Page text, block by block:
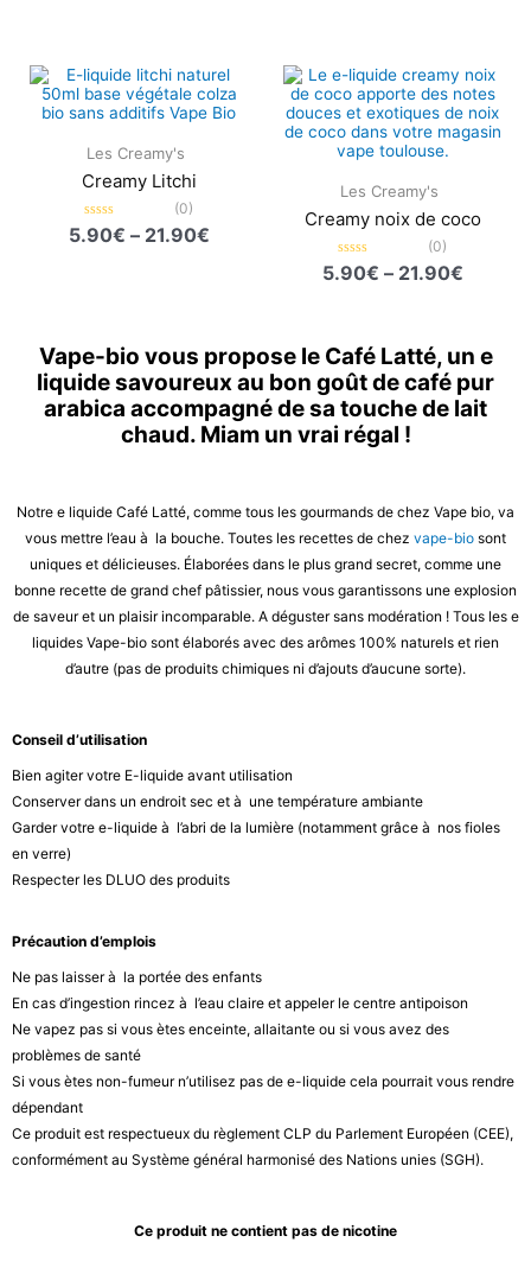
Les Creamy's
Creamy Litchi
Note
0
(0)
5.90€ – 21.90€
de
prix :
5.90€
à
21.90€
Les Creamy's
Creamy noix de coco
Note
0
(0)
5.90€ – 21.90€
de
prix :
5.90€
à
Vape-bio vous propose le Café Latté, un e
liquide savoureux au bon goût de café pur
arabica accompagné de sa touche de lait
chaud. Miam un vrai régal !
Notre e liquide Café Latté, comme tous les gourmands de chez Vape bio, va
vous mettre l’eau à la bouche. Toutes les recettes de chez vape-bio sont
uniques et délicieuses. Élaborées dans le plus grand secret, comme une
bonne recette de grand chef pâtissier, nous vous garantissons une explosion
de saveur et un plaisir incomparable. A déguster sans modération ! Tous les e
liquides Vape-bio sont élaborés avec des arômes 100% naturels et rien
d’autre (pas de produits chimiques ni d’ajouts d’aucune sorte).
Conseil d’utilisation
Bien agiter votre E-liquide avant utilisation
Conserver dans un endroit sec et à une température ambiante
Garder votre e-liquide à l’abri de la lumière (notamment grâce à nos fioles
en verre)
Respecter les DLUO des produits
Précaution d’emplois
Ne pas laisser à la portée des enfants
En cas d’ingestion rincez à l’eau claire et appeler le centre antipoison
Ne vapez pas si vous ètes enceinte, allaitante ou si vous avez des
problèmes de santé
Si vous ètes non-fumeur n’utilisez pas de e-liquide cela pourrait vous rendre
dépendant
Ce produit est respectueux du règlement CLP du Parlement Européen (CEE),
conformément au Système général harmonisé des Nations unies (SGH).
Ce produit ne contient pas de nicotine